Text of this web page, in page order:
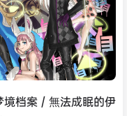
境档案 / 無法成眠的伊